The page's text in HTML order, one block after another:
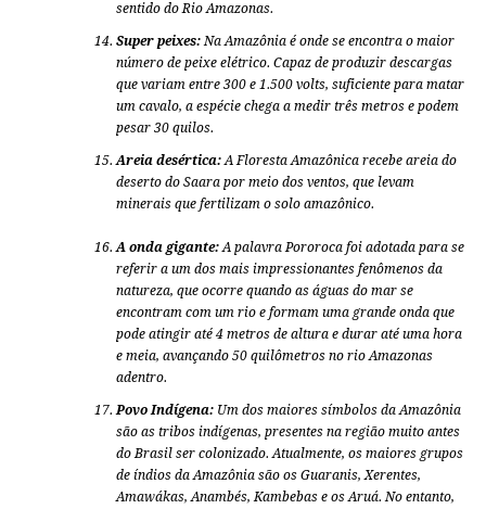
sentido do Rio Amazonas.
Super peixes: Na Amazônia é onde se encontra o maior
número de peixe elétrico. Capaz de produzir descargas
que variam entre 300 e 1.500 volts, suficiente para matar
um cavalo, a espécie chega a medir três metros e podem
pesar 30 quilos.
Areia desértica: A Floresta Amazônica recebe areia do
deserto do Saara por meio dos ventos, que levam
minerais que fertilizam o solo amazônico.
A onda gigante: A palavra Pororoca foi adotada para se
referir a um dos mais impressionantes fenômenos da
natureza, que ocorre quando as águas do mar se
encontram com um rio e formam uma grande onda que
pode atingir até 4 metros de altura e durar até uma hora
e meia, avançando 50 quilômetros no rio Amazonas
adentro.
Povo Indígena: Um dos maiores símbolos da Amazônia
são as tribos indígenas, presentes na região muito antes
do Brasil ser colonizado. Atualmente, os maiores grupos
de índios da Amazônia são os Guaranis, Xerentes,
Amawákas, Anambés, Kambebas e os Aruá. No entanto,